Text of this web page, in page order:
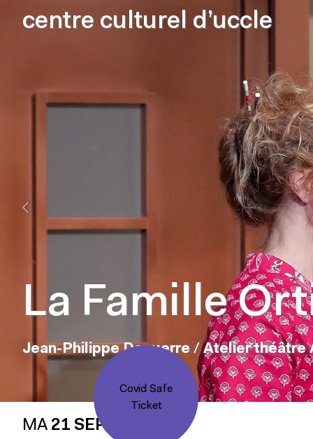
centre culturel d’uccle
Covid Safe
Ticket
La Famille
Jean-Philippe Daguerre /Atelier théâtre
MA 21 SEP